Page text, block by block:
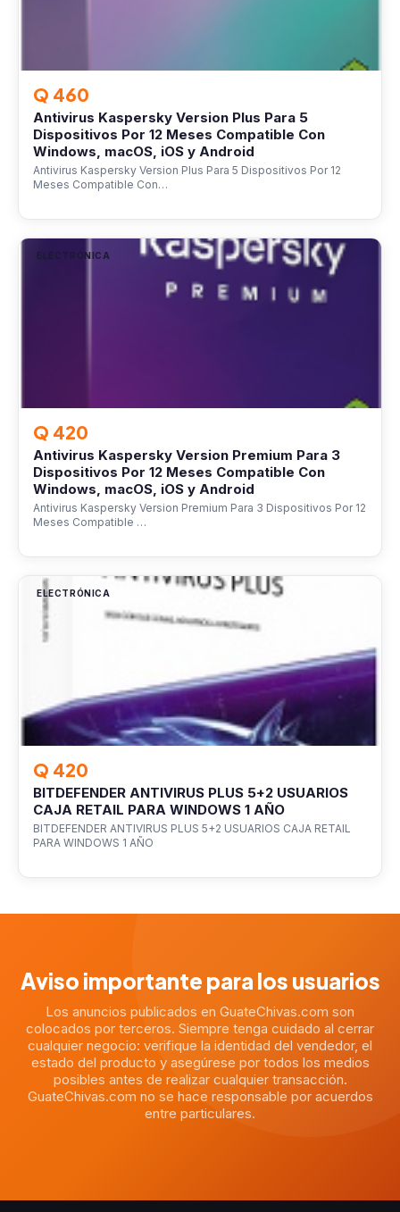
Q 460
Antivirus Kaspersky Version Plus Para 5
Dispositivos Por 12 Meses Compatible Con
Windows, macOS, iOS y Android
Antivirus Kaspersky Version Plus Para 5 Dispositivos Por 12
Meses Compatible Con…
ELECTRÓNICA
Q 420
Antivirus Kaspersky Version Premium Para 3
Dispositivos Por 12 Meses Compatible Con
Windows, macOS, iOS y Android
Antivirus Kaspersky Version Premium Para 3 Dispositivos Por 12
Meses Compatible …
ELECTRÓNICA
Q 420
BITDEFENDER ANTIVIRUS PLUS 5+2 USUARIOS
CAJA RETAIL PARA WINDOWS 1 AÑO
BITDEFENDER ANTIVIRUS PLUS 5+2 USUARIOS CAJA RETAIL
PARA WINDOWS 1 AÑO
Aviso importante para los usuarios
Los anuncios publicados en GuateChivas.com son
colocados por terceros. Siempre tenga cuidado al cerrar
cualquier negocio: verifique la identidad del vendedor, el
estado del producto y asegúrese por todos los medios
posibles antes de realizar cualquier transacción.
GuateChivas.com no se hace responsable por acuerdos
entre particulares.